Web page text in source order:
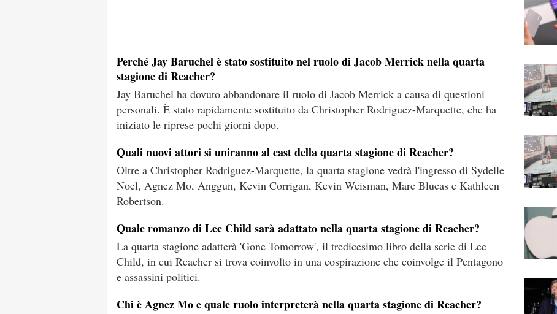
Perché Jay Baruchel è stato sostituito nel ruolo di Jacob Merrick nella quarta
stagione di Reacher?
Jay Baruchel ha dovuto abbandonare il ruolo di Jacob Merrick a causa di questioni
personali. È stato rapidamente sostituito da Christopher Rodriguez-Marquette, che ha
iniziato le riprese pochi giorni dopo.
Quali nuovi attori si uniranno al cast della quarta stagione di Reacher?
Oltre a Christopher Rodriguez-Marquette, la quarta stagione vedrà l'ingresso di Sydelle
Noel, Agnez Mo, Anggun, Kevin Corrigan, Kevin Weisman, Marc Blucas e Kathleen
Robertson.
Quale romanzo di Lee Child sarà adattato nella quarta stagione di Reacher?
La quarta stagione adatterà 'Gone Tomorrow', il tredicesimo libro della serie di Lee
Child, in cui Reacher si trova coinvolto in una cospirazione che coinvolge il Pentagono
e assassini politici.
Chi è Agnez Mo e quale ruolo interpreterà nella quarta stagione di Reacher?